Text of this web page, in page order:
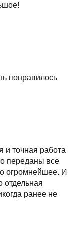
понравилось
и точная работа
переданы все
огромнейшее. И
отдельная
ранее не